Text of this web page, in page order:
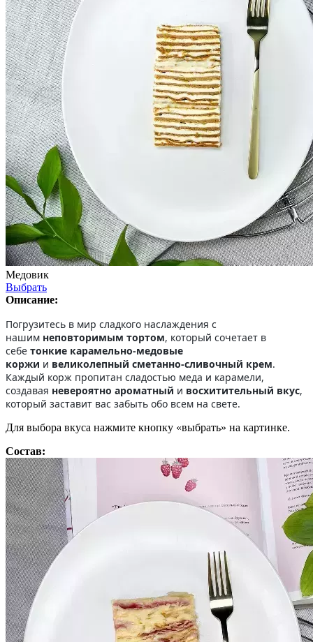
Медовик
Выбрать
Описание:
Погрузитесь в мир сладкого наслаждения с
нашим неповторимым тортом, который сочетает в
себе тонкие карамельно-медовые
коржи и великолепный сметанно-сливочный крем.
Каждый корж пропитан сладостью меда и карамели,
создавая невероятно ароматный и восхитительный вкус,
который заставит вас забыть обо всем на свете.
Для выбора вкуса нажмите кнопку «выбрать» на картинке.
Состав: